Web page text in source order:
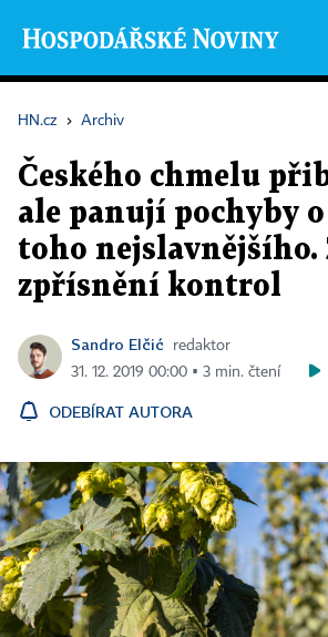
HN.cz › Archiv
Českého chmelu
ale panují pochyby
toho nejslavnějšího.
zpřísnění kontrol
Sandro Elčić
redaktor
31. 12. 2019 00:00 ▪ 3 min. čtení
ODEBÍRAT AUTORA